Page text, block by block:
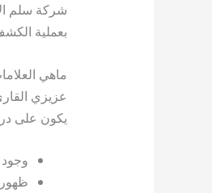
شركة سلم
بعملية
ماهي
عزيزي
يكون على